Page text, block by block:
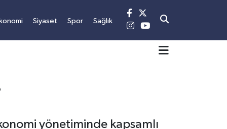
Siyaset Spor Sağlık
yönetiminde kapsamlı